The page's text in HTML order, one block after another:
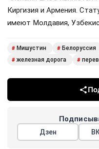
Киргизия и Армения.
имеют Молдавия,
# Мишустин # Белоруссия
# железная дорога #
Дзен